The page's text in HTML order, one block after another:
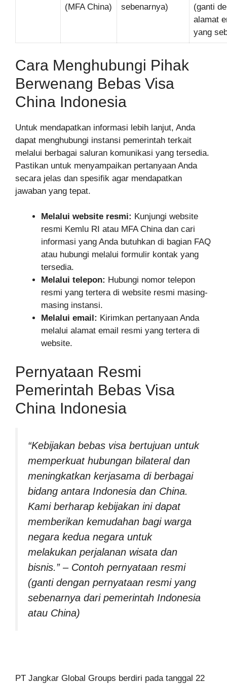
(MFA China)
sebenarnya)
(ganti
alamat
yang
Cara Menghubungi Pihak
Berwenang Bebas Visa
China Indonesia
Untuk mendapatkan informasi lebih lanjut, Anda
dapat menghubungi instansi pemerintah terkait
melalui berbagai saluran komunikasi yang tersedia.
Pastikan untuk menyampaikan pertanyaan Anda
secara jelas dan spesifik agar mendapatkan
jawaban yang tepat.
Melalui website resmi: Kunjungi website
resmi Kemlu RI atau MFA China dan cari
informasi yang Anda butuhkan di bagian FAQ
atau hubungi melalui formulir kontak yang
tersedia.
Melalui telepon: Hubungi nomor telepon
resmi yang tertera di website resmi masing-
masing instansi.
Melalui email: Kirimkan pertanyaan Anda
melalui alamat email resmi yang tertera di
website.
Pernyataan Resmi
Pemerintah Bebas Visa
China Indonesia
“Kebijakan bebas visa bertujuan untuk
memperkuat hubungan bilateral dan
meningkatkan kerjasama di berbagai
bidang antara Indonesia dan China.
Kami berharap kebijakan ini dapat
memberikan kemudahan bagi warga
negara kedua negara untuk
melakukan perjalanan wisata dan
bisnis.” – Contoh pernyataan resmi
(ganti dengan pernyataan resmi yang
sebenarnya dari pemerintah Indonesia
atau China)
PT Jangkar Global Groups berdiri pada tanggal 22